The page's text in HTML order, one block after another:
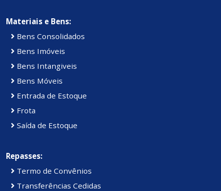
Materiais e Bens:
Bens Consolidados
Bens Imóveis
Bens Intangiveis
Bens Móveis
Entrada de Estoque
Frota
Saída de Estoque
Repasses:
Termo de Convênios
Transferências Cedidas